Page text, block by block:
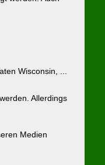
Wisconsin, ...
Allerdings
Medien